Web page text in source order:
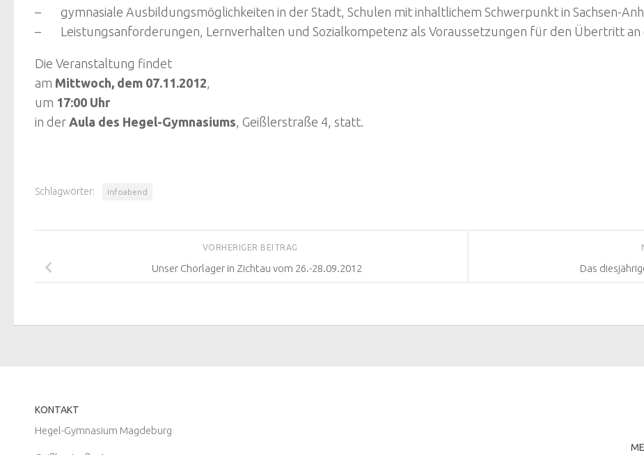
– gymnasiale Ausbildungsmöglichkeiten in der Stadt, Schulen mit inhaltlichem Schwerpunkt in Sachsen-
– Leistungsanforderungen, Lernverhalten und Sozialkompetenz als Voraussetzungen für den Übertritt an
Die Veranstaltung findet
am Mittwoch, dem 07.11.2012,
um 17:00 Uhr
in der Aula des Hegel-Gymnasiums, Geißlerstraße 4, statt.
Schlagwörter: Infoabend
Das
VORHERIGER BEITRAG
Unser Chorlager in Zichtau vom 26.-28.09.2012
KONTAKT
Hegel-Gymnasium Magdeburg